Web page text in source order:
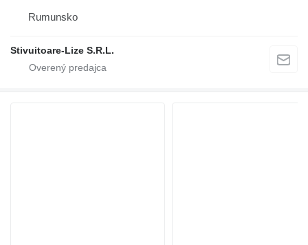
Rumunsko
Stivuitoare-Lize S.R.L.